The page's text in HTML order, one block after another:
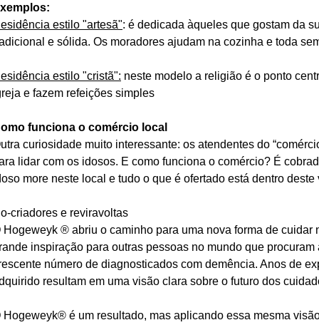
estilo "artesã": é dedicada àqueles que gostam da
e sólida. Os moradores ajudam na cozinha e toda
estilo "cristã": neste modelo a religião é o ponto
e fazem refeições simples
funciona o comércio local
curiosidade muito interessante: os atendentes do
lidar com os idosos. E como funciona o comércio? É
more neste local e tudo o que é ofertado está dentro deste
criadores e reviravoltas
Hogeweyk ® abriu o caminho para uma nova forma de
inspiração para outras pessoas no mundo que
número de diagnosticados com demência. Anos de
resultam em uma visão clara sobre o futuro dos
Hogeweyk® é um resultado, mas aplicando essa mesma